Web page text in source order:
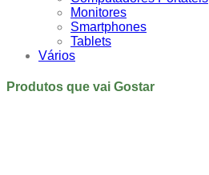
Monitores
Smartphones
Tablets
Vários
Produtos que vai Gostar